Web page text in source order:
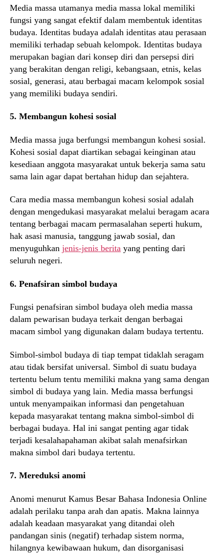
Media massa utamanya media massa lokal memiliki
fungsi yang sangat efektif dalam membentuk identitas
budaya. Identitas budaya adalah identitas atau perasaan
memiliki terhadap sebuah kelompok. Identitas budaya
merupakan bagian dari konsep diri dan persepsi diri
yang berakitan dengan religi, kebangsaan, etnis, kelas
sosial, generasi, atau berbagai macam kelompok sosial
yang memiliki budaya sendiri.
5. Membangun kohesi sosial
Media massa juga berfungsi membangun kohesi sosial.
Kohesi sosial dapat diartikan sebagai keinginan atau
kesediaan anggota masyarakat untuk bekerja sama satu
sama lain agar dapat bertahan hidup dan sejahtera.
Cara media massa membangun kohesi sosial adalah
dengan mengedukasi masyarakat melalui beragam acara
tentang berbagai macam permasalahan seperti hukum,
hak asasi manusia, tanggung jawab sosial, dan
menyuguhkan jenis-jenis berita yang penting dari
seluruh negeri.
6. Penafsiran simbol budaya
Fungsi penafsiran simbol budaya oleh media massa
dalam pewarisan budaya terkait dengan berbagai
macam simbol yang digunakan dalam budaya tertentu.
Simbol-simbol budaya di tiap tempat tidaklah seragam
atau tidak bersifat universal. Simbol di suatu budaya
tertentu belum tentu memiliki makna yang sama dengan
simbol di budaya yang lain. Media massa berfungsi
untuk menyampaikan informasi dan pengetahuan
kepada masyarakat tentang makna simbol-simbol di
berbagai budaya. Hal ini sangat penting agar tidak
terjadi kesalahapahaman akibat salah menafsirkan
makna simbol dari budaya tertentu.
7. Mereduksi anomi
Anomi menurut Kamus Besar Bahasa Indonesia Online
adalah perilaku tanpa arah dan apatis. Makna lainnya
adalah keadaan masyarakat yang ditandai oleh
pandangan sinis (negatif) terhadap sistem norma,
hilangnya kewibawaan hukum, dan disorganisasi